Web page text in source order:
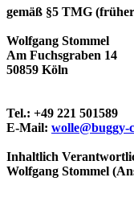
gemäß §5 TMG
Wolfgang Stommel
Am Fuchsgraben 14
50859 Köln
Tel.: +49 221 501589
E-Mail: wolle@buggy-
Inhaltlich
Wolfgang Stommel